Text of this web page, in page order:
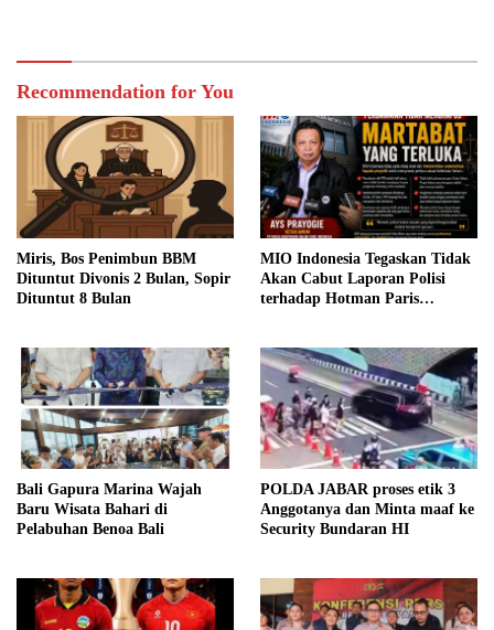
Recommendation for You
Miris, Bos Penimbun BBM
Dituntut Divonis 2 Bulan, Sopir
Dituntut 8 Bulan
MIO Indonesia Tegaskan Tidak
Akan Cabut Laporan Polisi
terhadap Hotman Paris
Bali Gapura Marina Wajah
Baru Wisata Bahari di
Pelabuhan Benoa Bali
POLDA JABAR proses etik 3
Anggotanya dan Minta maaf ke
Security Bundaran HI